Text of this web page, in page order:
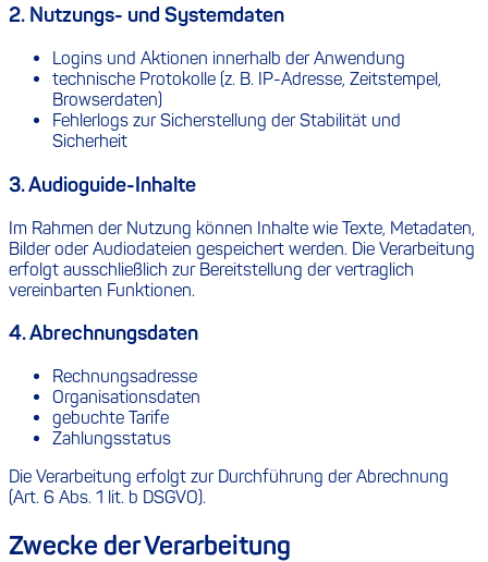
2. Nutzungs- und Systemdaten
Logins und Aktionen innerhalb der Anwendung
technische Protokolle (z. B. IP-Adresse, Zeitstempel,
Browserdaten)
Fehlerlogs zur Sicherstellung der Stabilität und
Sicherheit
3. Audioguide-Inhalte
Im Rahmen der Nutzung können Inhalte wie Texte, Metadaten,
Bilder oder Audiodateien gespeichert werden. Die Verarbeitung
erfolgt ausschließlich zur Bereitstellung der vertraglich
vereinbarten Funktionen.
4. Abrechnungsdaten
Rechnungsadresse
Organisationsdaten
gebuchte Tarife
Zahlungsstatus
Die Verarbeitung erfolgt zur Durchführung der Abrechnung
(Art. 6 Abs. 1 lit. b DSGVO).
Zwecke der Verarbeitung